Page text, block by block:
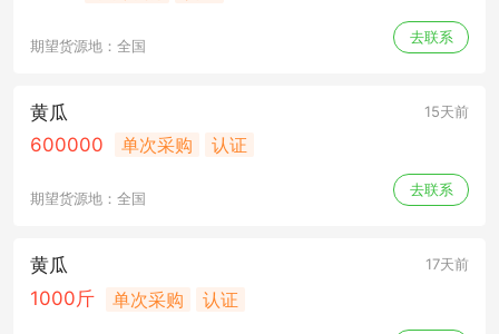
期望货源地：全国
去联系
黄瓜 15天前
600000 单次采购 认证
期望货源地：全国
去联系
黄瓜 17天前
1000斤 单次采购 认证